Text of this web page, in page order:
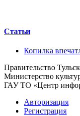
Статьи
Копилка
Правительство
Министерство
ГАУ ТО «Центр
Авторизация
Регистрация